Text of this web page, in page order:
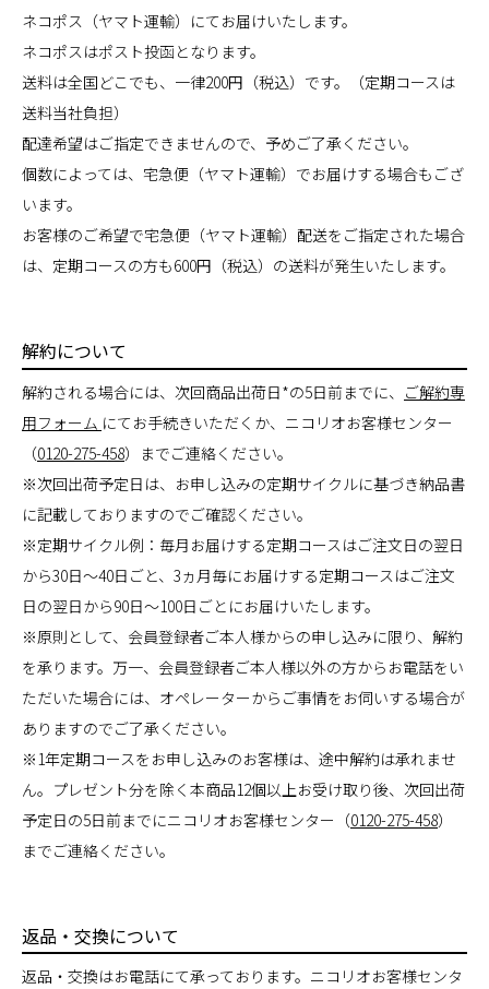
ネコポス（ヤマト運輸）にてお届けいたします。
ネコポスはポスト投函となります。
送料は全国どこでも、一律200円（税込）です。（定期コースは
送料当社負担）
配達希望はご指定できませんので、予めご了承ください。
個数によっては、宅急便（ヤマト運輸）でお届けする場合もござ
います。
お客様のご希望で宅急便（ヤマト運輸）配送をご指定された場合
は、定期コースの方も600円（税込）の送料が発生いたします。
解約について
解約される場合には、次回商品出荷日*の5日前までに、 ご解約専
用フォーム にてお手続きいただくか、ニコリオお客様センター
（0120-275-458）までご連絡ください。
※次回出荷予定日は、お申し込みの定期サイクルに基づき納品書
に記載しておりますのでご確認ください。
※定期サイクル例：毎月お届けする定期コースはご注文日の翌日
から30日～40日ごと、3ヵ月毎にお届けする定期コースはご注文
日の翌日から90日～100日ごとにお届けいたします。
※原則として、会員登録者ご本人様からの申し込みに限り、解約
を承ります。万一、会員登録者ご本人様以外の方からお電話をい
ただいた場合には、オペレーターからご事情をお伺いする場合が
ありますのでご了承ください。
※1年定期コースをお申し込みのお客様は、途中解約は承れませ
ん。プレゼント分を除く本商品12個以上お受け取り後、次回出荷
予定日の5日前までにニコリオお客様センター（0120-275-458）
までご連絡ください。
返品・交換について
返品・交換はお電話にて承っております。ニコリオお客様センタ